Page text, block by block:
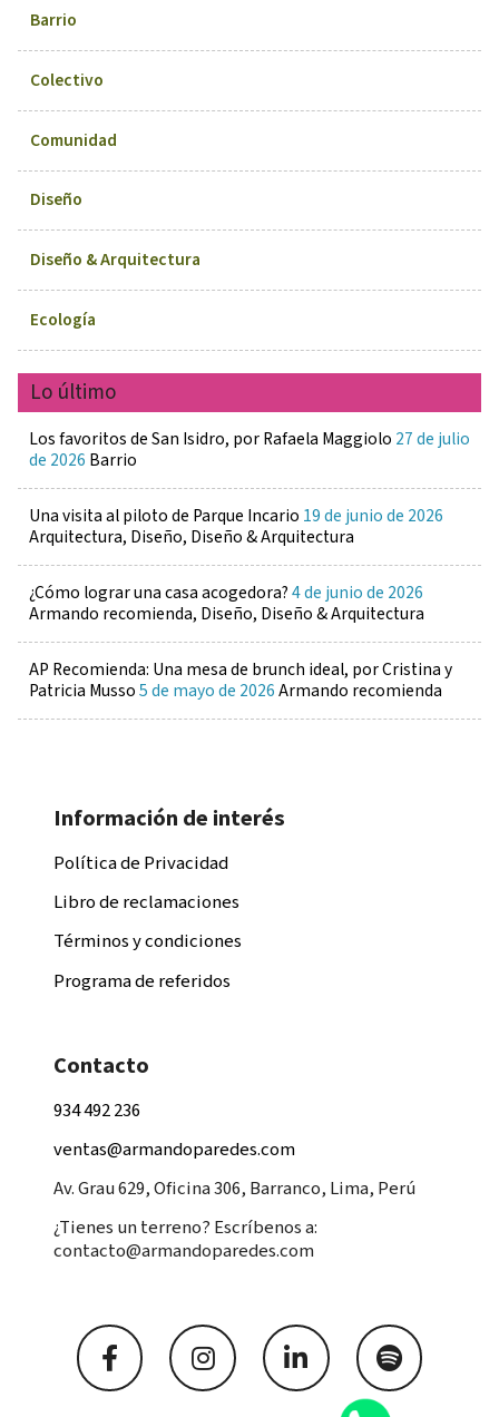
Barrio
Colectivo
Comunidad
Diseño
Diseño & Arquitectura
Ecología
Lo último
Los favoritos de San Isidro, por Rafaela Maggiolo 27 de julio
de 2026 Barrio
Una visita al piloto de Parque Incario 19 de junio de 2026
Arquitectura, Diseño, Diseño & Arquitectura
¿Cómo lograr una casa acogedora?4 de junio de 2026
Armando recomienda, Diseño, Diseño & Arquitectura
AP Recomienda: Una mesa de brunch ideal, por Cristina y
Patricia Musso5 de mayo de 2026Armando recomienda
Información de interés
Política de Privacidad
Libro de reclamaciones
Términos y condiciones
Programa de referidos
Contacto
934 492 236
ventas@armandoparedes.com
Av. Grau 629, Oficina 306, Barranco, Lima, Perú
¿Tienes un terreno? Escríbenos a:
contacto@armandoparedes.com